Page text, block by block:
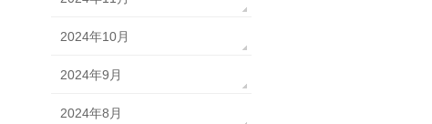
2024年10月
2024年9月
2024年8月